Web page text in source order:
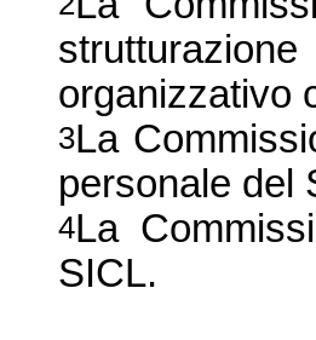
organizzativo
3La
personale del
4La
SICL.